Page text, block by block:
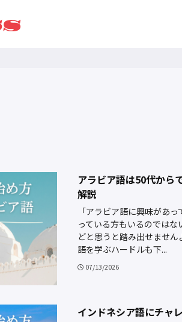
アラビア語は50代から
解説
「アラビア語に興味があ
っている方もいるのでは
どと思うと踏み出せませ
語を学ぶハードルも下...
07/13/2026
インドネシア語にチャ